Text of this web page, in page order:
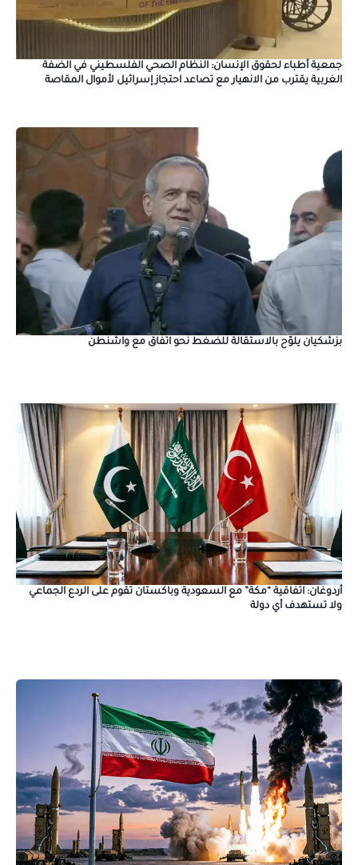
جمعية أطباء لحقوق الإنسان: النظام الصحي الفلسطيني في الضفة
الغربية يقترب من الانهيار مع تصاعد احتجاز إسرائيل لأموال المقاصة
بزشكيان يلوّح بالاستقالة للضغط نحو اتفاق مع واشنطن
أردوغان: اتفاقية “مكة” مع السعودية وباكستان تقوم على الردع الجماعي
ولا تستهدف أي دولة